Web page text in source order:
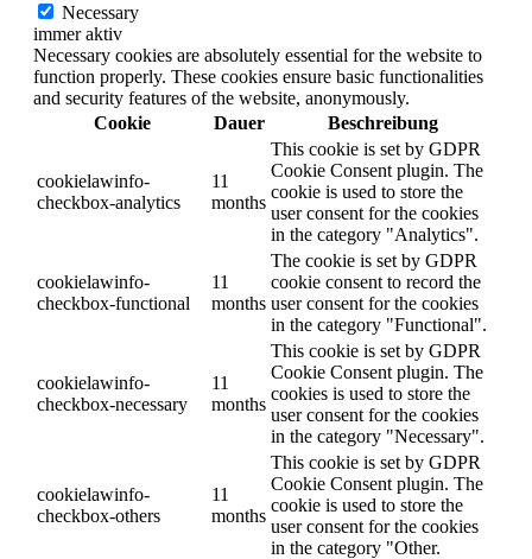
Necessary
immer aktiv
Necessary cookies are absolutely essential for the website to
function properly. These cookies ensure basic functionalities
and security features of the website, anonymously.
Cookie
Dauer Beschreibung
cookielawinfo-
checkbox-analytics
11
months
This cookie is set by GDPR
Cookie Consent plugin. The
cookie is used to store the
user consent for the cookies
in the category "Analytics".
cookielawinfo-
checkbox-functional
11
months
The cookie is set by GDPR
cookie consent to record the
user consent for the cookies
in the category "Functional".
cookielawinfo-
checkbox-necessary
11
months
This cookie is set by GDPR
Cookie Consent plugin. The
cookies is used to store the
user consent for the cookies
in the category "Necessary".
cookielawinfo-
checkbox-others
11
months
This cookie is set by GDPR
Cookie Consent plugin. The
cookie is used to store the
user consent for the cookies
in the category "Other.